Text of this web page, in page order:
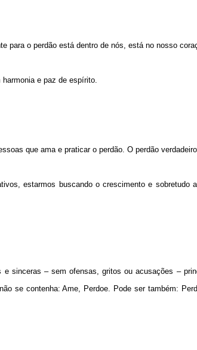
para o perdão está dentro de nós, está no nosso
e paz de espírito.
que ama e praticar o perdão. O perdão
estarmos buscando o crescimento e sobretudo
sinceras – sem ofensas, gritos ou acusações –
se contenha: Ame, Perdoe. Pode ser também: